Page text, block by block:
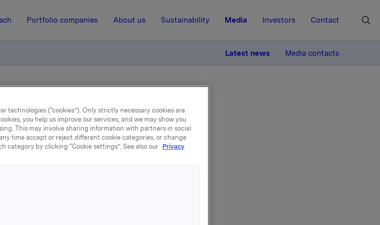
Portfolio companies About us Sustainability Media Investors Contact
Latest news Media contacts
14:41 | Regulatory information
i ORKLA 1.7.2001
i stillingen som konsernsjef en årslønn på 3,3
styre besluttet å tildele Jebsen en bonusordning
på selskapets aksjer. Bonusen
technologies (“cookies”). Only strictly necessary cookies are
you help us improve our services, and we may show you
This may involve sharing information with partners in social
time accept or reject different cookie categories, or change
category by clicking “Cookie settings”. See also our Privacy